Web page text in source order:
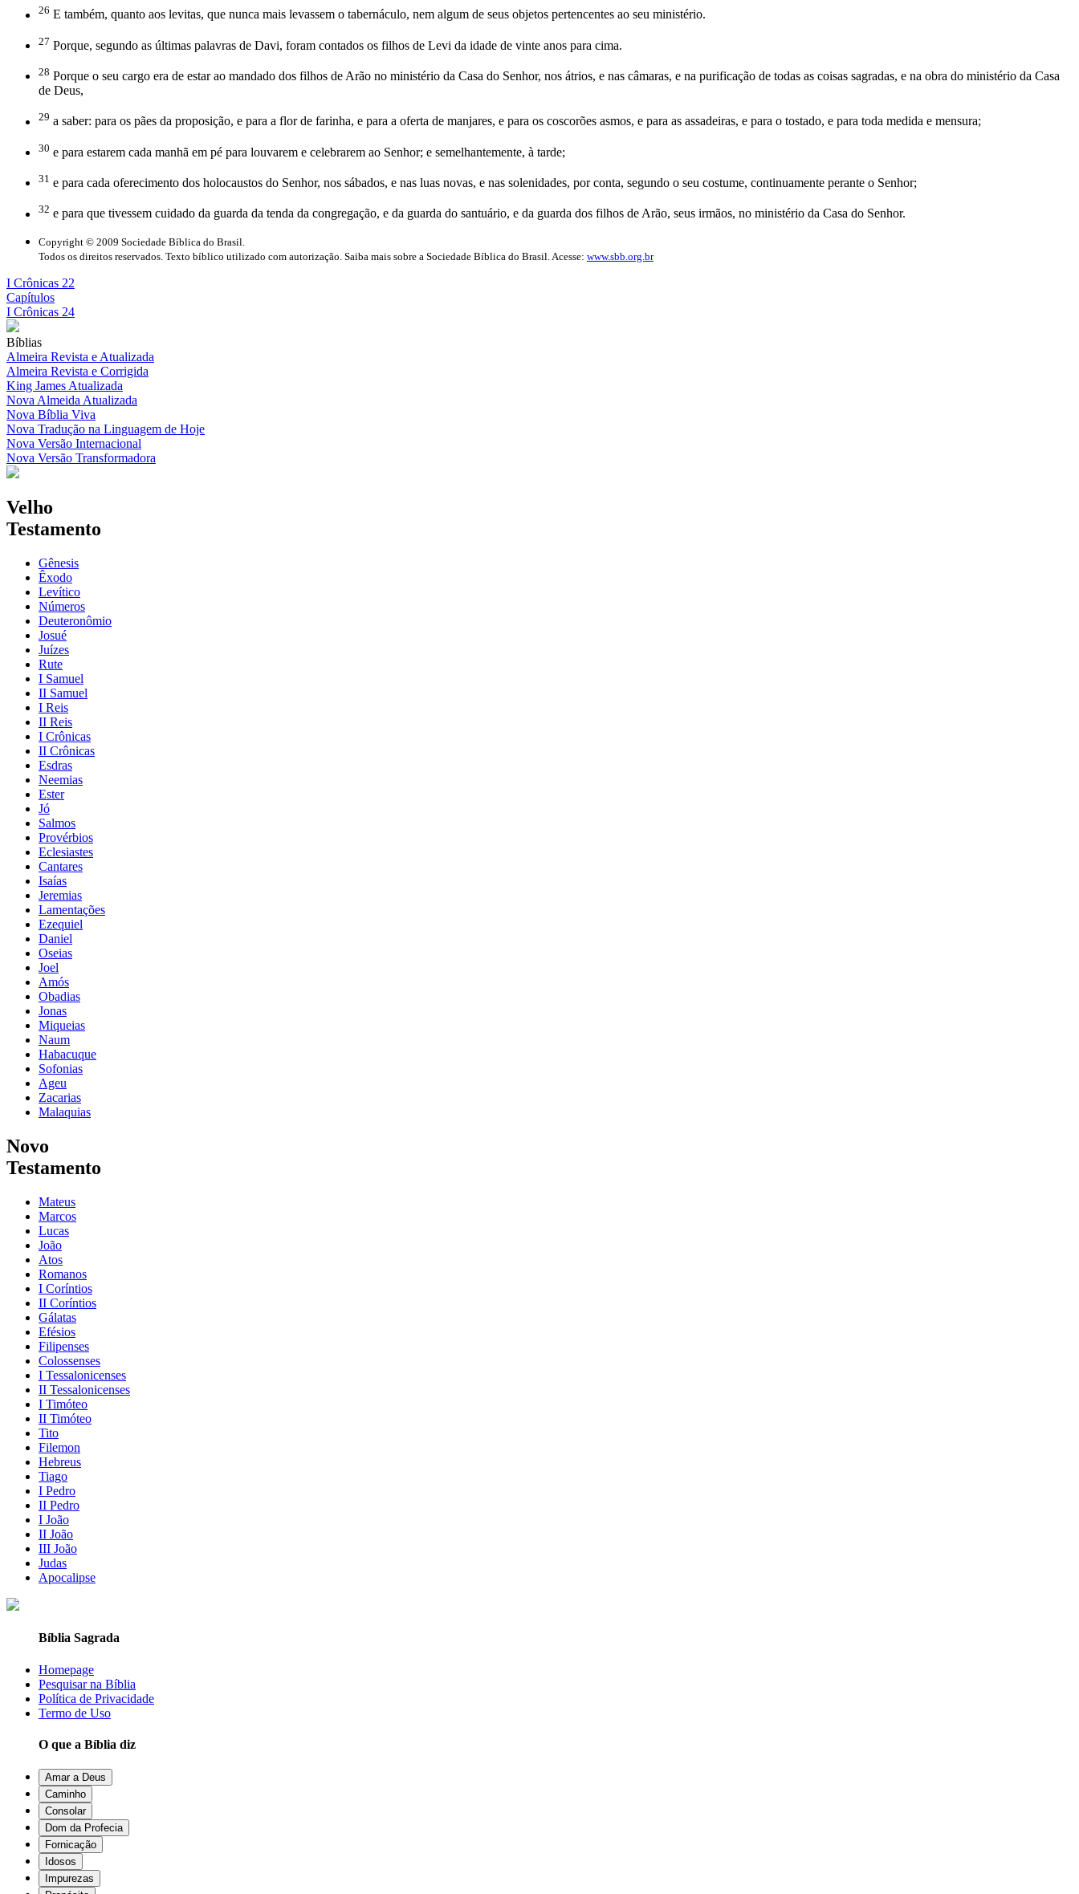
26 E também, quanto aos levitas, que nunca mais levassem o tabernáculo, nem algum de seus objetos pertencentes ao seu ministério.
27 Porque, segundo as últimas palavras de Davi, foram contados os filhos de Levi da idade de vinte anos para cima.
28 Porque o seu cargo era de estar ao mandado dos filhos de Arão no ministério da Casa do Senhor, nos átrios, e nas câmaras, e na purificação de todas as coisas sagradas, e na obra do ministério da Casa
de Deus,
29 a saber: para os pães da proposição, e para a flor de farinha, e para a oferta de manjares, e para os coscorões asmos, e para as assadeiras, e para o tostado, e para toda medida e mensura;
30 e para estarem cada manhã em pé para louvarem e celebrarem ao Senhor; e semelhantemente, à tarde;
31 e para cada oferecimento dos holocaustos do Senhor, nos sábados, e nas luas novas, e nas solenidades, por conta, segundo o seu costume, continuamente perante o Senhor;
32 e para que tivessem cuidado da guarda da tenda da congregação, e da guarda do santuário, e da guarda dos filhos de Arão, seus irmãos, no ministério da Casa do Senhor.
Copyright © 2009 Sociedade Bíblica do Brasil.
Todos os direitos reservados. Texto bíblico utilizado com autorização. Saiba mais sobre a Sociedade Bíblica do Brasil. Acesse: www.sbb.org.br
I Crônicas 22
Capítulos
I Crônicas 24
Bíblias
Almeira Revista e Atualizada
Almeira Revista e Corrigida
King James Atualizada
Nova Almeida Atualizada
Nova Bíblia Viva
Nova Tradução na Linguagem de Hoje
Nova Versão Internacional
Nova Versão Transformadora
Velho
Testamento
Gênesis
Êxodo
Levítico
Números
Deuteronômio
Josué
Juízes
Rute
I Samuel
II Samuel
I Reis
II Reis
I Crônicas
II Crônicas
Esdras
Neemias
Ester
Jó
Salmos
Provérbios
Eclesiastes
Cantares
Isaías
Jeremias
Lamentações
Ezequiel
Daniel
Oseias
Joel
Amós
Obadias
Jonas
Miqueias
Naum
Habacuque
Sofonias
Ageu
Zacarias
Malaquias
Novo
Testamento
Mateus
Marcos
Lucas
João
Atos
Romanos
I Coríntios
II Coríntios
Gálatas
Efésios
Filipenses
Colossenses
I Tessalonicenses
II Tessalonicenses
I Timóteo
II Timóteo
Tito
Filemon
Hebreus
Tiago
I Pedro
II Pedro
I João
II João
III João
Judas
Apocalipse
Bíblia Sagrada
Homepage
Pesquisar na Bíblia
Política de Privacidade
Termo de Uso
O que a Bíblia diz
Amar a Deus
Caminho
Consolar
Dom da Profecia
Fornicação
Idosos
Impurezas